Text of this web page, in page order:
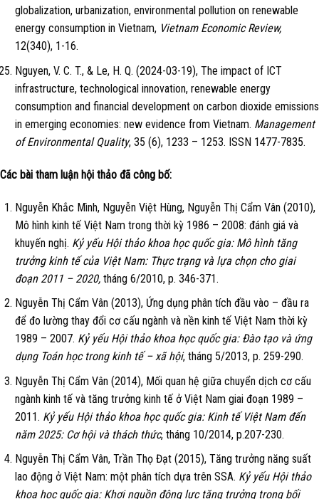
globalization, urbanization, environmental pollution on renewable
energy consumption in Vietnam, Vietnam Economic Review,
12(340), 1-16.
Nguyen, V. C. T., & Le, H. Q. (2024-03-19), The impact of ICT
infrastructure, technological innovation, renewable energy
consumption and financial development on carbon dioxide emissions
in emerging economies: new evidence from Vietnam. Management
of Environmental Quality, 35 (6), 1233 – 1253. ISSN 1477-7835.
Các bài tham luận hội thảo đã công bố:
Nguyễn Khắc Mình, Nguyễn Việt Hùng, Nguyễn Thị Cẩm Vân (2010),
Mô hình kinh tế Việt Nam trong thời kỳ 1986 – 2008: đánh giá và
khuyến nghị. Kỷ yếu Hội thảo khoa học quốc gia: Mô hình tăng
trưởng kinh tế của Việt Nam: Thực trạng và lựa chọn cho giai
đoạn 2011 – 2020,tháng 6/2010, p. 346-371.
Nguyễn Thị Cẩm Vân (2013), Ứng dụng phân tích đầu vào – đầu ra
để đo lường thay đổi cơ cấu ngành và nền kinh tế Việt Nam thời kỳ
1989 – 2007. Kỷ yếu Hội thảo khoa học quốc gia: Đào tạo và ứng
dụng Toán học trong kinh tế – xã hội, tháng 5/2013, p. 259-290.
Nguyễn Thị Cẩm Vân (2014), Mối quan hệ giữa chuyển dịch cơ cấu
ngành kinh tế và tăng trưởng kinh tế ở Việt Nam giai đoạn 1989 –
2011. Kỷ yếu Hội thảo khoa học quốc gia: Kinh tế Việt Nam đến
năm 2025: Cơ hội và thách thức, tháng 10/2014, p.207-230.
Nguyễn Thị Cẩm Vân, Trần Thọ Đạt (2015), Tăng trưởng năng suất
lao động ở Việt Nam: một phân tích dựa trên SSA. Kỷ yếu Hội thảo
khoa học quốc gia: Khơi nguồn động lực tăng trưởng trong bối